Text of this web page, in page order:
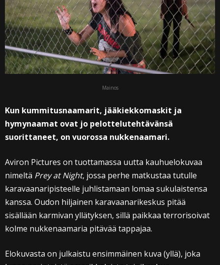
Mainos
Kun kummitusnaamarit, jääkiekkomaskit ja
hymynaamat ovat jo pelottelutehtävänsä
suorittaneet, on vuorossa nukkenaamari.
Aviron Pictures on tuottamassa uutta kauhuelokuvaa
nimeltä Prey at Night, jossa perhe matkustaa tutulle
karavaanaripisteelle juhlistamaan lomaa sukulaistensa
kanssa. Oudon hiljainen karavaanarikeskus pitää
sisällään karmivan yllätyksen, sillä paikkaa terrorisoivat
kolme nukkenaamaria pitävää tappajaa.
Elokuvasta on julkaistu ensimmäinen kuva (yllä), joka